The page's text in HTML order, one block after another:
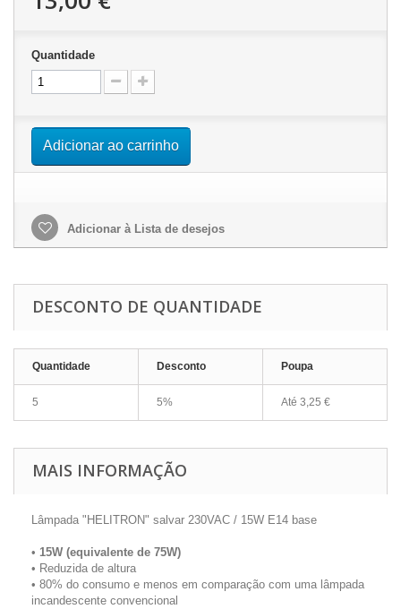
Quantidade
Adicionar ao carrinho
Adicionar à Lista de desejos
DESCONTO DE QUANTIDADE
Quantidade Desconto Poupa
5 5% Até 3,25 €
MAIS INFORMAÇÃO
Lâmpada "HELITRON" salvar 230VAC / 15W E14 base
• 15W (equivalente de 75W)
• Reduzida de altura
• 80% do consumo e menos em comparação com uma lâmpada
incandescente convencional